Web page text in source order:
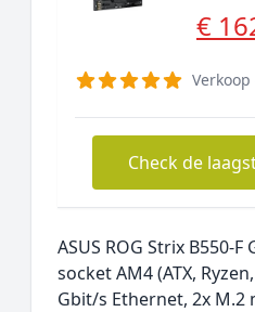
€
Check de
ASUS ROG Strix B550-
socket AM4 (ATX,
Gbit/s Ethernet, 2x M.2